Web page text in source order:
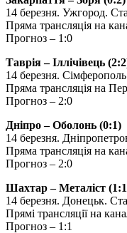
14 березня. Ужгород.
Пряма трансляція на
Прогноз – 1:0
Таврія – Іллічівець
14 березня.
Пряма трансляція на
Прогноз – 2:0
Дніпро – Оболонь (0:1)
14 березня.
Пряма трансляція на
Прогноз – 2:0
Шахтар – Металіст
14 березня. Донецьк.
Прямі трансляції на
Прогноз – 1:1